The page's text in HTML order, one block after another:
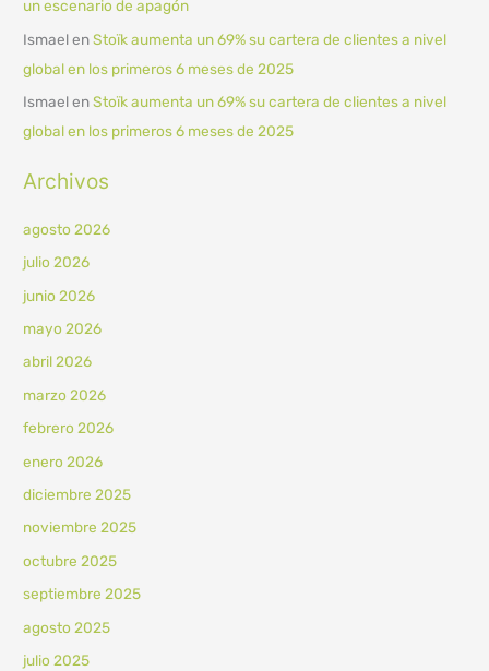
un escenario de apagón
IsmaelenStoïk aumenta un 69% su cartera de clientes a nivel
global en los primeros 6 meses de 2025
IsmaelenStoïk aumenta un 69% su cartera de clientes a nivel
global en los primeros 6 meses de 2025
Archivos
agosto 2026
julio 2026
junio 2026
mayo 2026
abril 2026
marzo 2026
febrero 2026
enero 2026
diciembre 2025
noviembre 2025
octubre 2025
septiembre 2025
agosto 2025
julio 2025